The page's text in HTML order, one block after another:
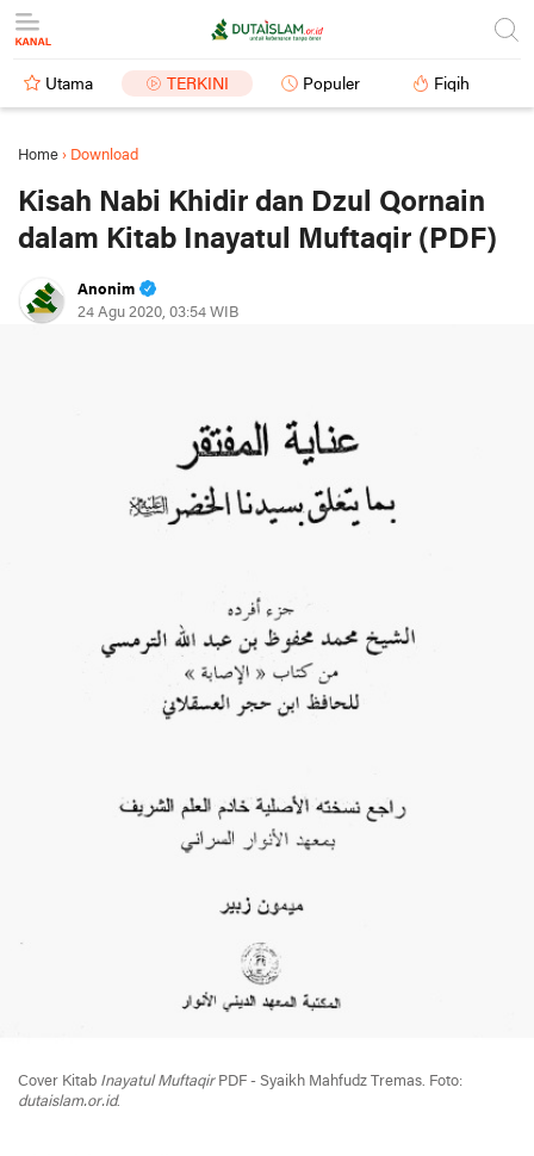
Utama TERKINI Populer Fiqih
Home › Download
Kisah Nabi Khidir dan Dzul Qornain
dalam Kitab Inayatul Muftaqir (PDF)
Anonim
24 Agu 2020, 03:54 WIB
Cover Kitab Inayatul MuftaqirPDF - Syaikh Mahfudz Tremas. Foto:
dutaislam.or.id.